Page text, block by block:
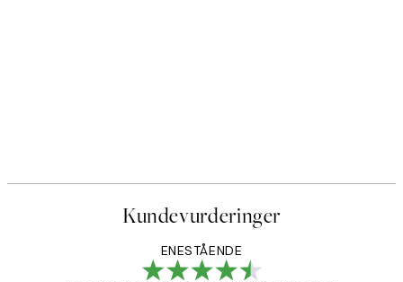
Kundevurderinger
ENESTÅENDE